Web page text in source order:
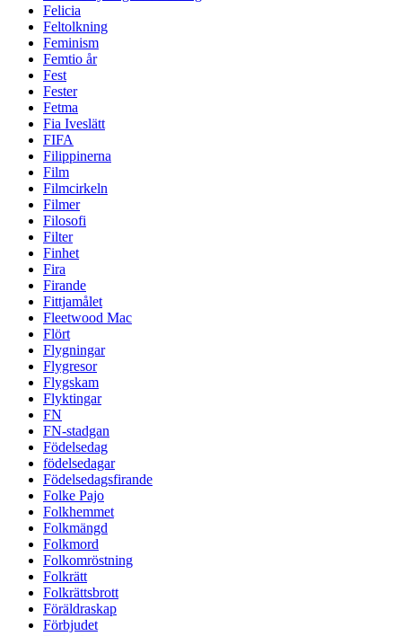
Felicia
Feltolkning
Feminism
Femtio år
Fest
Fester
Fetma
Fia Iveslätt
FIFA
Filippinerna
Film
Filmcirkeln
Filmer
Filosofi
Filter
Finhet
Fira
Firande
Fittjamålet
Fleetwood Mac
Flört
Flygningar
Flygresor
Flygskam
Flyktingar
FN
FN-stadgan
Födelsedag
födelsedagar
Födelsedagsfirande
Folke Pajo
Folkhemmet
Folkmängd
Folkmord
Folkomröstning
Folkrätt
Folkrättsbrott
Föräldraskap
Förbjudet